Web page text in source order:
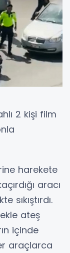
2 kişi film
harekete
aracı
sıkıştırdı.
ateş
içinde
araçlarca